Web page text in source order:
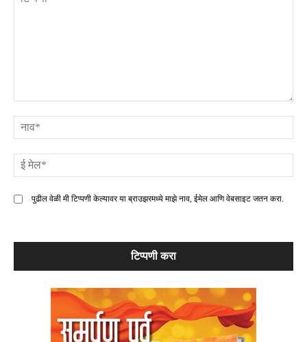
पुढील वेळी मी टिप्पणी केल्यावर या ब्राउझरमध्ये माझे नाव, ईमेल आणि वेबसाइट जतन करा.